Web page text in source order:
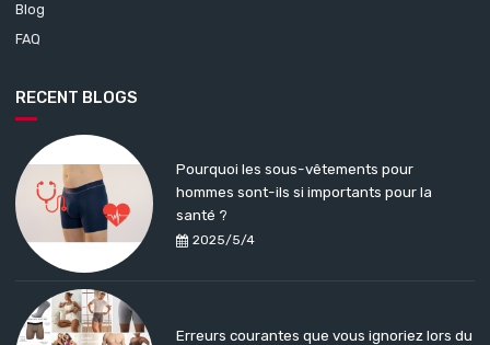
Blog
FAQ
RECENT BLOGS
2025/5/4
Pourquoi les sous-vêtements pour
hommes sont-ils si importants pour la
santé ?
Erreurs courantes que vous ignoriez lors du